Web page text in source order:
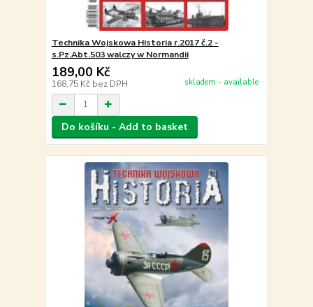
Technika Wojskowa Historia r.2017 č.2 -
s.Pz.Abt.503 walczy w Normandii
189,00 Kč
168,75 Kč bez DPH skladem - available
Do košíku - Add to basket